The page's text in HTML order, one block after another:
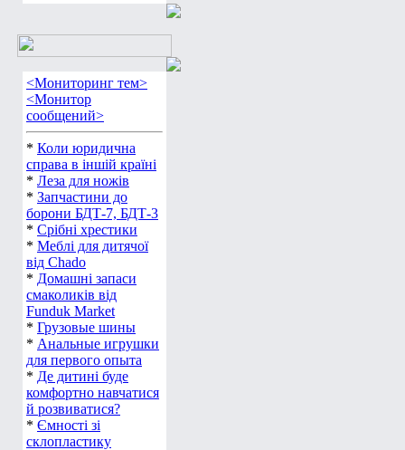
<Мониторинг тем>
<Монитор
сообщений>
* Коли юридична
справа в іншій країні
* Леза для ножів
* Запчастини до
борони БДТ-7, БДТ-3
* Срібні хрестики
* Меблі для дитячої
від Chado
* Домашні запаси
смаколиків від
Funduk Market
* Грузовые шины
* Анальные игрушки
для первого опыта
* Де дитині буде
комфортно навчатися
й розвиватися?
* Ємності зі
склопластику